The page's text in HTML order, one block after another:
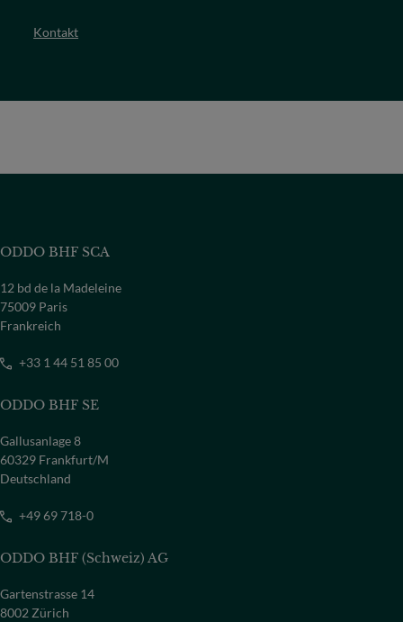
Kontakt
ODDO BHF SCA
12 bd de la Madeleine
75009 Paris
Frankreich
+33 1 44 51 85 00
ODDO BHF SE
Gallusanlage 8
60329 Frankfurt/M
Deutschland
+49 69 718-0
ODDO BHF (Schweiz) AG
Gartenstrasse 14
8002 Zürich